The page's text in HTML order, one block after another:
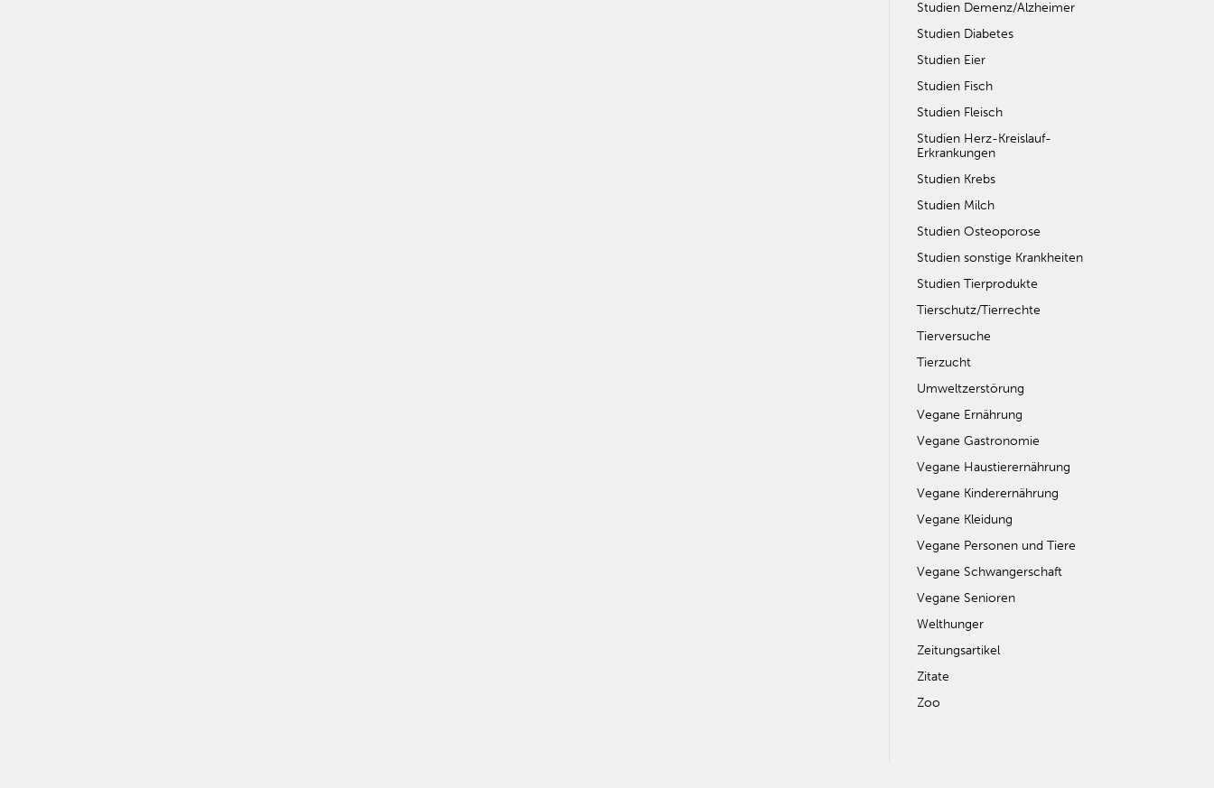
Studien Demenz/Alzheimer
Studien Diabetes
Studien Eier
Studien Fisch
Studien Fleisch
Studien Herz-Kreislauf-
Erkrankungen
Studien Krebs
Studien Milch
Studien Osteoporose
Studien sonstige Krankheiten
Studien Tierprodukte
Tierschutz/Tierrechte
Tierversuche
Tierzucht
Umweltzerstörung
Vegane Ernährung
Vegane Gastronomie
Vegane Haustierernährung
Vegane Kinderernährung
Vegane Kleidung
Vegane Personen und Tiere
Vegane Schwangerschaft
Vegane Senioren
Welthunger
Zeitungsartikel
Zitate
Zoo